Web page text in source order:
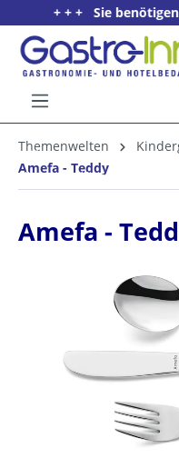
springen
+ + + Sie benötigen
Willkommens­rabatt**
für neue Kunden
Themenwelten
Amefa - Teddy
Amefa -